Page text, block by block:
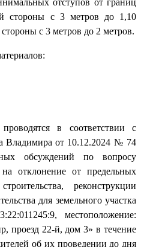
стороны с 3 метров до 1,10
с 3 метров до 2 метров.
в соответствии с
Владимира от 10.12.2024 № 74
обсуждений по вопросу
на отклонение от предельных
реконструкции
для земельного участка
местоположение:
проезд 22-й, дом 3» в течение
об их проведении до дня